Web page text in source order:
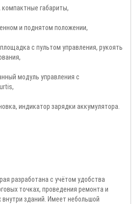
габариты,
и поднятом положении,
с пультом управления, рукоять
модуль управления с
индикатор зарядки аккумулятора.
разработана с учётом удобства
точках, проведения ремонта и
зданий. Имеет небольшой